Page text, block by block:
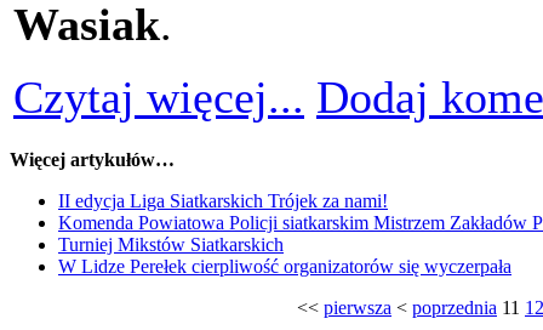
Wasiak.
Czytaj więcej... Dodaj
Więcej artykułów…
II edycja Liga Siatkarskich Trójek za nami!
Komenda Powiatowa Policji siatkarskim Mistrzem Zakładów
Turniej Mikstów Siatkarskich
W Lidze Perełek cierpliwość organizatorów się wyczerpała
<< pierwsza < poprzednia 11 12